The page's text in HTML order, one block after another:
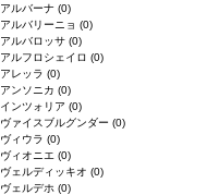
アルバーナ (0)
アルバリーニョ (0)
アルバロッサ (0)
アルフロシェイロ (0)
アレッラ (0)
アンソニカ (0)
インツォリア (0)
ヴァイスブルグンダー (0)
ヴィウラ (0)
ヴィオニエ (0)
ヴェルディッキオ (0)
ヴェルデホ (0)